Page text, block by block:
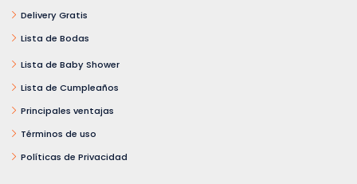
Delivery Gratis
Lista de Bodas
Lista de Baby Shower
Lista de Cumpleaños
Principales ventajas
Términos de uso
Políticas de Privacidad